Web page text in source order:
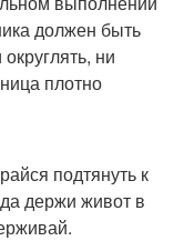
должен быть
ни
плотно
подтянуть к
держи живот в